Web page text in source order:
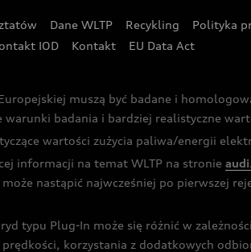
Dane WLTP Recykling Polityka
IOD Kontakt EU Data Act
muszą być badane i
badania i bardziej realistyczne
wartości zużycia paliwa/energii
informacji na temat WLTP na stronie
nastąpić najwcześniej po pierwszej
typu Plug-In może się różnić w
korzystania z dodatkowych